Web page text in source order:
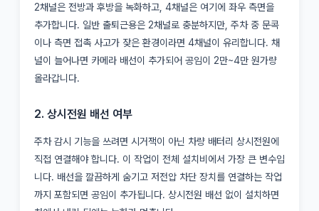
2채널은 전방과 후방을 녹화하고, 4채널은 여기에 좌우 측면을
추가합니다. 일반 출퇴근용은 2채널로 충분하지만, 주차 중 문콕
이나 측면 접촉 사고가 잦은 환경이라면 4채널이 유리합니다. 채
널이 늘어나면 카메라 배선이 추가되어 공임이 2만~4만 원가량
올라갑니다.
2. 상시전원 배선 여부
주차 감시 기능을 쓰려면 시거잭이 아닌 차량 배터리 상시전원에
직접 연결해야 합니다. 이 작업이 전체 설치비에서 가장 큰 변수입
니다. 배선을 깔끔하게 숨기고 저전압 차단 장치를 연결하는 작업
까지 포함되면 공임이 추가됩니다. 상시전원 배선 없이 설치하면